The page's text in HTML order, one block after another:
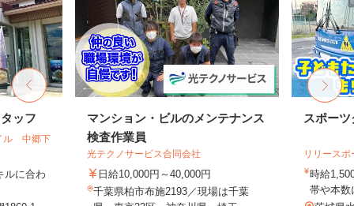
ッフ
ル 中郷下
ルに合わ
マンション・ビルのメンテナンス
検査作業員
光テクノサービス合同会社
日給10,000円～40,000円
千葉県柏市布施2193／現場は千葉
スポー
リリース
時給
帯や本